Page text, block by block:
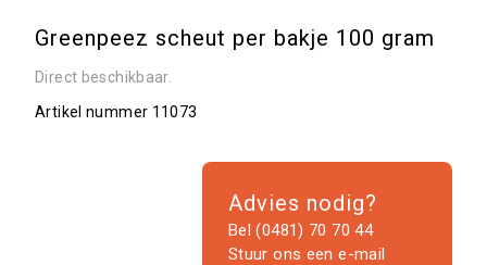
Greenpeez scheut per bakje 100 gram
Direct beschikbaar.
Artikel nummer 11073
Advies nodig?
Bel (0481) 70 70 44
Stuur ons een e-mail